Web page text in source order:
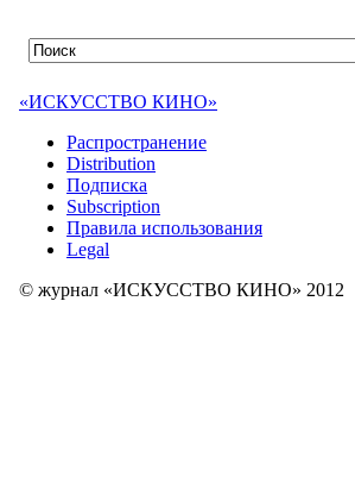
«ИСКУССТВО КИНО»
Распространение
Distribution
Подписка
Subscription
Правила использования
Legal
© журнал «ИСКУССТВО КИНО» 2012